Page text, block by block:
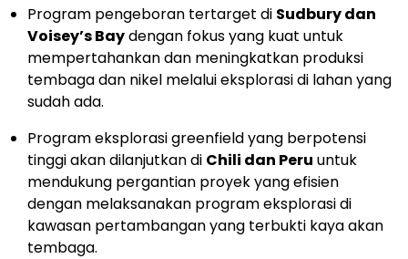
Program pengeboran tertarget di Sudbury dan
Voisey’s Baydengan fokus yang kuat untuk
mempertahankan dan meningkatkan produksi
tembaga dan nikel melalui eksplorasi di lahan yang
sudah ada.
Program eksplorasi greenfield yang berpotensi
tinggi akan dilanjutkan di Chili dan Peru untuk
mendukung pergantian proyek yang efisien
dengan melaksanakan program eksplorasi di
kawasan pertambangan yang terbukti kaya akan
tembaga.